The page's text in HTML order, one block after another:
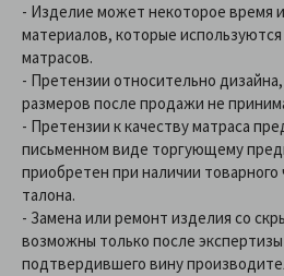
- Изделие может некоторое время
материалов, которые
матрасов.
- Претензии относительно
размеров после продажи не
- Претензии к качеству матраса
письменном виде торгующему
приобретен при наличии товарного
талона.
- Замена или ремонт изделия со
возможны только после
подтвердившего вину